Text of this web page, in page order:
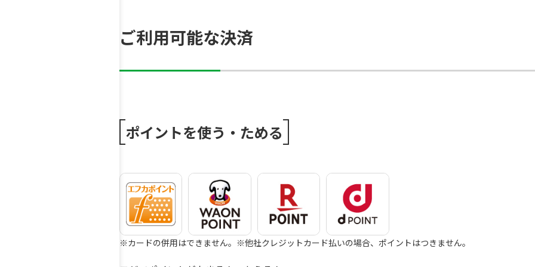
ご利用可能な決済
ポイントを使う・ためる
※カードの併用はできません。 ※他社クレジットカード払いの場合、ポイントはつきません。